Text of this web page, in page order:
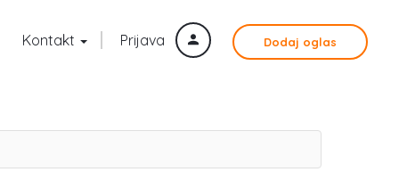
Prijava Dodaj oglas
Kontakt